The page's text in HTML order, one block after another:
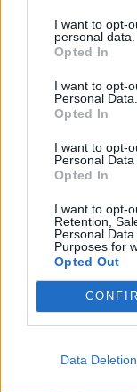
I want to opt-
personal data.
Opted In
I want to opt-
Personal Data.
Opted In
I want to opt-
Personal Data
Opted In
I want to opt-
Retention,
Personal
Purposes for
Opted Out
Data Deletion
TP
μέλλον
Advertorial